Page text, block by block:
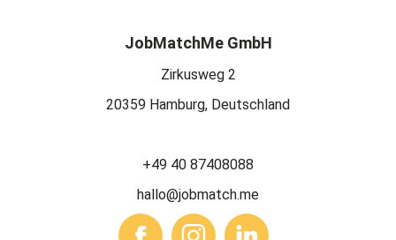
JobMatchMe GmbH
Zirkusweg 2
20359 Hamburg, Deutschland
+49 40 87408088
hallo@jobmatch.me